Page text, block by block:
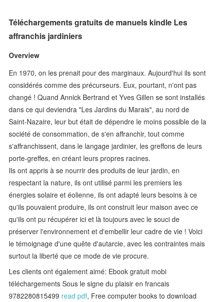
Téléchargements gratuits de manuels kindle Les
affranchis jardiniers
Overview
En 1970, on les prenait pour des marginaux. Aujourd'hui ils sont
considérés comme des précurseurs. Eux, pourtant, n'ont pas
changé ! Quand Annick Bertrand et Yves Gillen se sont installés
dans ce qui deviendra "Les Jardins du Marais", au nord de
Saint-Nazaire, leur but était de dépendre le moins possible de la
société de consommation, de s'en affranchir, tout comme
s'affranchissent, dans le langage jardinier, les greffons de leurs
porte-greffes, en créant leurs propres racines.
Ils ont appris à se nourrir des produits de leur jardin, en
respectant la nature, ils ont utilisé parmi les premiers les
énergies solaire et éolienne, ils ont adapté leurs besoins à ce
qu'ils pouvaient produire, ils ont construit leur maison avec ce
qu'ils ont pu récupérer ici et là toujours avec le souci de
préserver l'environnement et d'embellir leur cadre de vie ! Voici
le témoignage d'une quête d'autarcie, avec les contraintes mais
surtout la liberté que ce mode de vie procure.
Les clients ont également aimé: Ebook gratuit mobi
téléchargements Sous le signe du plaisir en francais
9782280815499 read pdf, Free computer books to download